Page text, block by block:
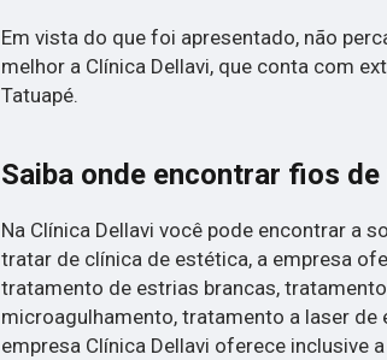
Em vista do que foi apresentado, não
melhor a Clínica Dellavi, que conta com
Tatuapé.
Saiba onde encontrar fios
Na Clínica Dellavi você pode encontrar a
tratar de clínica de estética, a empresa
tratamento de estrias brancas,
microagulhamento, tratamento a laser de
empresa Clínica Dellavi oferece inclusive